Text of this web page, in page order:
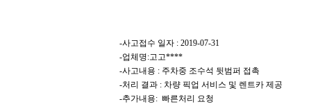
-사고접수 일자 : 2019-07-31
-업체명:고고****
-사고내용 : 주차중 조수석 뒷범퍼 접촉
-처리 결과 : 차량 픽업 서비스 및 렌트카 제공
-추가내용: 빠른처리 요청